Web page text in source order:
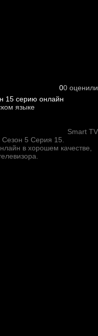
00 оценили
Smart TV
Сезон 5 Серия 15
в хорошем качестве,